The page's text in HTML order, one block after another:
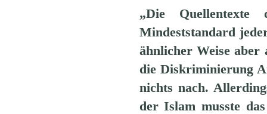
„Die
Mindeststandard
ähnlicher Weise aber
die Diskriminierung
nichts nach.
der Islam musste